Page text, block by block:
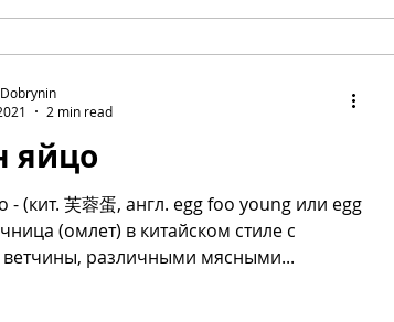
яйцо
(кит. 芙蓉蛋, англ. egg foo young или egg
(омлет) в китайском стиле с
ветчины, различными мясными...
2 min read